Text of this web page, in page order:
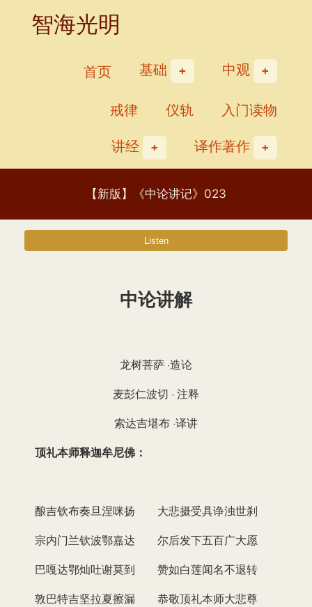
智海光明
首页 基础
中观
戒律
仪轨
入门读物
讲经
译作著作
【新版】《中论讲记》023
中论讲解
龙树菩萨 ·造论
麦彭仁波切 · 注释
索达吉堪布 ·译讲
顶礼本师释迦牟尼佛：
酿吉钦布奏旦涅咪扬 大悲摄受具诤浊世刹
宗内门兰钦波鄂嘉达 尔后发下五百广大愿
巴嘎达鄂灿吐谢莫到 赞如白莲闻名不退转
敦巴特吉坚拉夏擦漏 恭敬顶礼本师大悲尊